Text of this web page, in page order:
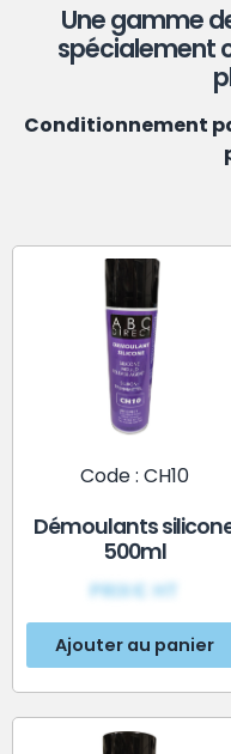
Une gamme
spécialement
Conditionnement
Code : CH10
Démoulants
500ml
PRIX€ HT
Ajouter au panier